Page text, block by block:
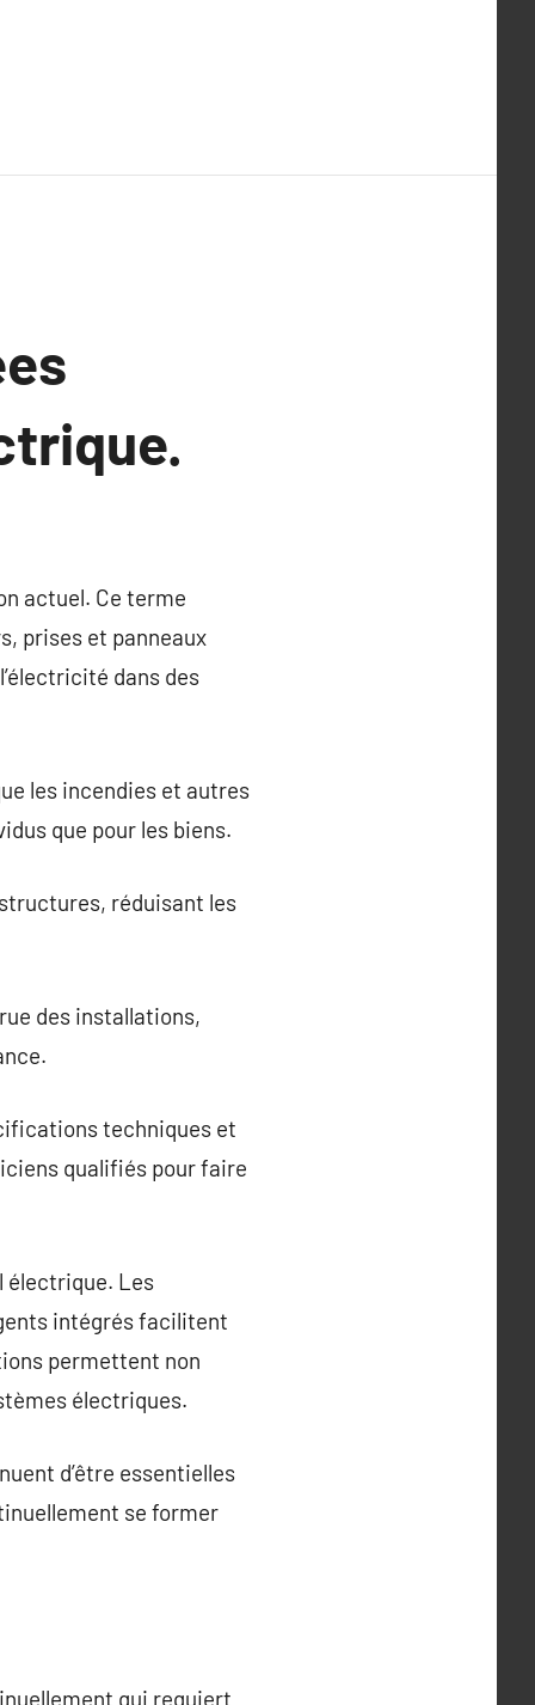
actuel. Ce terme
prises et panneaux
dans des
les incendies et autres
que pour les biens.
réduisant les
des installations,
techniques et
qualifiés pour faire
électrique. Les
intégrés facilitent
permettent non
électriques.
d’être essentielles
se former
qui requiert